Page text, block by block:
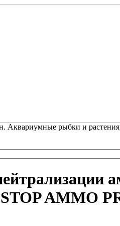
Аквариумные рыбки и
AMMO